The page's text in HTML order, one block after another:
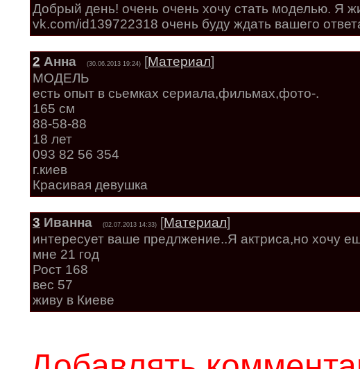
Добрый день! очень очень хочу стать моделью. Я
vk.com/id139722318 очень буду ждать вашего
2 Анна (30.06.2013 19:24) [Материал]
МОДЕЛЬ
есть опыт в сьемках сериала,фильмах,фото-.
165 см
88-58-88
18 лет
093 82 56 354
г.киев
Красивая девушка
3 Иванна (02.07.2013 14:33) [Материал]
интересует ваше предлжение..Я актриса,но хочу
мне 21 год
Рост 168
вес 57
живу в Киеве